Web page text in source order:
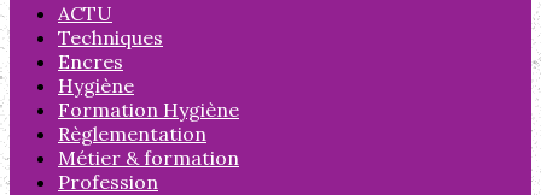
ACTU
Techniques
Encres
Hygiène
Formation Hygiène
Règlementation
Métier & formation
Profession